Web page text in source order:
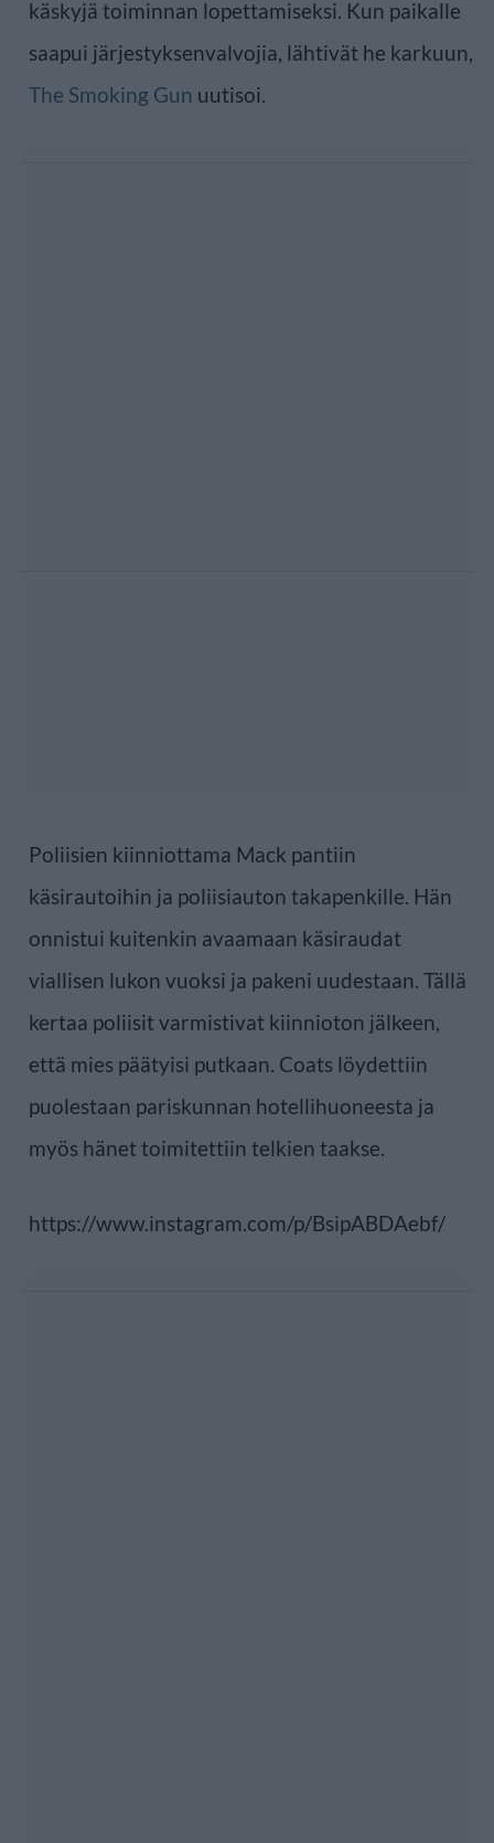
käskyjä toiminnan lopettamiseksi. Kun paikalle
saapui järjestyksenvalvojia, lähtivät he karkuun,
The Smoking Gun uutisoi.
Poliisien kiinniottama Mack pantiin
käsirautoihin ja poliisiauton takapenkille. Hän
onnistui kuitenkin avaamaan käsiraudat
viallisen lukon vuoksi ja pakeni uudestaan. Tällä
kertaa poliisit varmistivat kiinnioton jälkeen,
että mies päätyisi putkaan. Coats löydettiin
puolestaan pariskunnan hotellihuoneesta ja
myös hänet toimitettiin telkien taakse.
https://www.instagram.com/p/BsipABDAebf/